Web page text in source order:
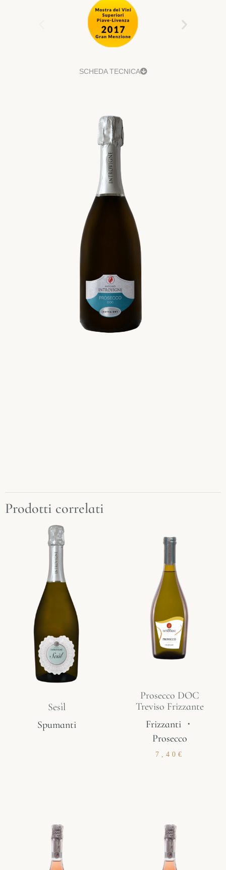
SCHEDA TECNICA
Prodotti correlati
Sesìl
Spumanti
Prosecco DOC
Treviso Frizzante
Frizzanti・
Prosecco
7,40 €